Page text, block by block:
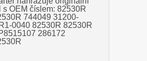
s OEM číslem: 82530R
744049 31200-
0040 82530R 82530R
286172